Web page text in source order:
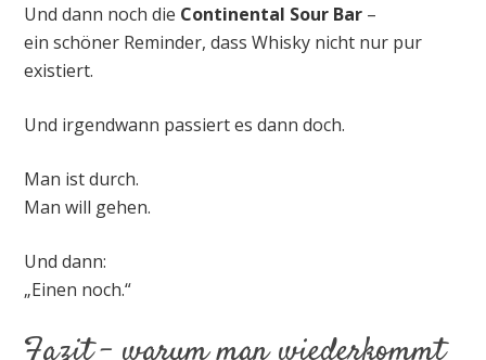
Und dann noch die Continental Sour Bar –
ein schöner Reminder, dass Whisky nicht nur pur
existiert.
Und irgendwann passiert es dann doch.
Man ist durch.
Man will gehen.
Und dann:
„Einen noch.“